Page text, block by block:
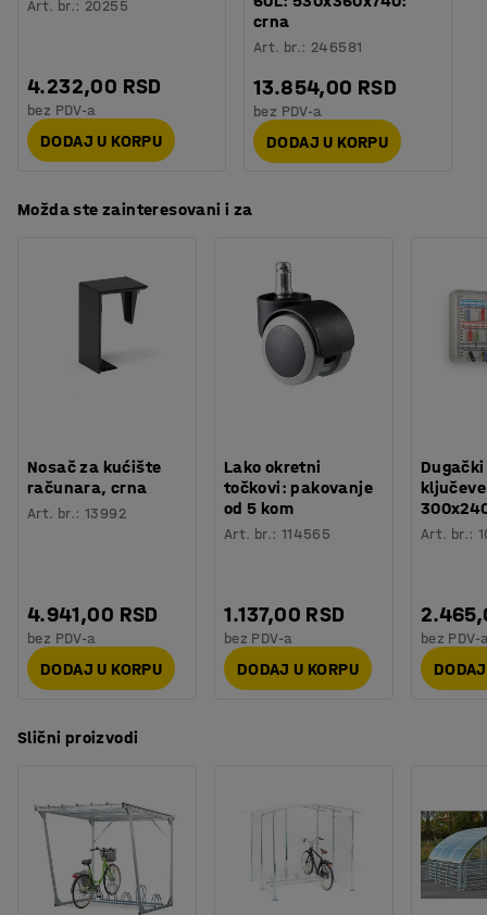
Art. br.: 20255
4.232,00 RSD
bez PDV-a
DODAJ U KORPU
crna
Art. br.: 246581
13.854,00 RSD
bez PDV-a
DODAJ U KORPU
Možda ste zainteresovani i za
Nosač za kućište
računara, crna
Art. br.:13992
4.941,00 RSD
bez PDV-a
DODAJ U KORPU
Lako okretni
točkovi: pakovanje
od 5 kom
Art. br.: 114565
1.137,00 RSD
bez PDV-a
DODAJ U KORPU
Art. br.:
bez PDV-
Slični proizvodi